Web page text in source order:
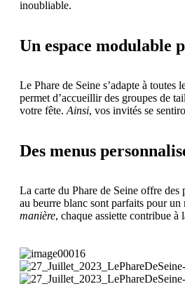
inoubliable.
Un espace modulable
Le Phare de Seine s’adapte à toutes
permet d’accueillir des groupes de
votre fête. Ainsi, vos invités se
Des menus
La carte du Phare de Seine offre des
au beurre blanc sont parfaits pour un
manière, chaque assiette contribue à